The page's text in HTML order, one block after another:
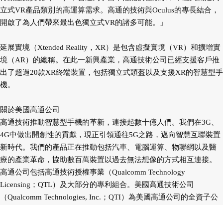
立式VR產品類別的高運算需求。高通的技術與Oculus的專長結合，
開啟了為人們帶來最出色獨立式VR的諸多可能。」
延展實境（Xtended Reality，XR）是包含虛擬實境（VR）和擴增實
境（AR）的總稱。在此一新興產業，高通技術公司已經支援客戶推
出了超過20款XR終端裝置，包括獨立式頭盔以及支援XR的智慧型手
機。
關於美國高通公司
高通技術推動智慧型手機的革新，連接起數十億人們。我們在3G、
4G中做出開創性的貢獻，現正引領通往5G之路，邁向智慧互聯裝置
新時代。我們的產品正在推動包括汽車、電腦運算、物聯網以及醫
療的產業革命，協助數百萬裝置以過去無法想像的方式相互連接。
高通公司包括高通技術授權事業（Qualcomm Technology
Licensing；QTL）及大部分的專利組合。美國高通技術公司
（Qualcomm Technologies, Inc.；QTI）為美國高通公司的全資子公